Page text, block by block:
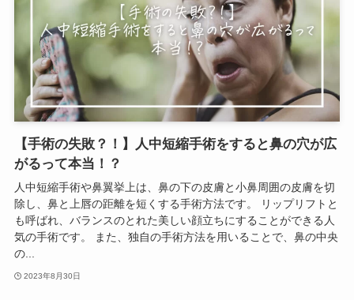
【手術の失敗？！】人中短縮手術をすると鼻の穴が広
がるって本当！？
人中短縮手術や鼻翼挙上は、鼻の下の皮膚と小鼻周囲の皮膚を切
除し、鼻と上唇の距離を短くする手術方法です。 リップリフトと
も呼ばれ、バランスのとれた美しい顔立ちにすることができる人
気の手術です。 また、独自の手術方法を用いることで、鼻の中央
の...
2023年8月30日